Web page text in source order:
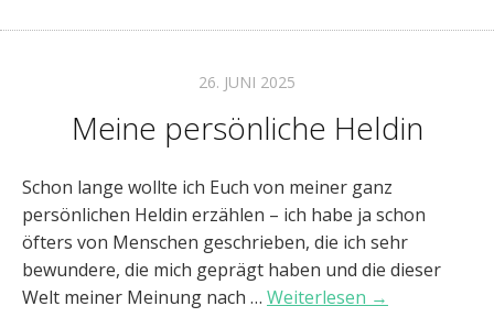
26. JUNI 2025
Meine persönliche Heldin
Schon lange wollte ich Euch von meiner ganz
persönlichen Heldin erzählen – ich habe ja schon
öfters von Menschen geschrieben, die ich sehr
bewundere, die mich geprägt haben und die dieser
Welt meiner Meinung nach … Weiterlesen →